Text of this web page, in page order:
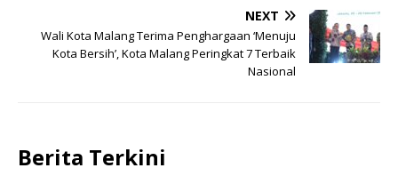
NEXT
Wali Kota Malang Terima Penghargaan ‘Menuju
Kota Bersih’, Kota Malang Peringkat 7 Terbaik
Nasional
Berita Terkini